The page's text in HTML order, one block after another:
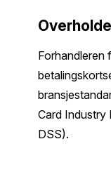
Forhandleren
Card Industry
DSS).